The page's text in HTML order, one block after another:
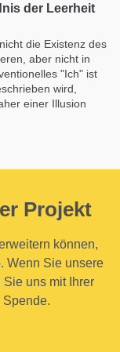
der Leerheit
die Existenz des
aber nicht in
"Ich" ist
wird,
einer Illusion
Projekt
können,
Wenn Sie unsere
uns mit Ihrer